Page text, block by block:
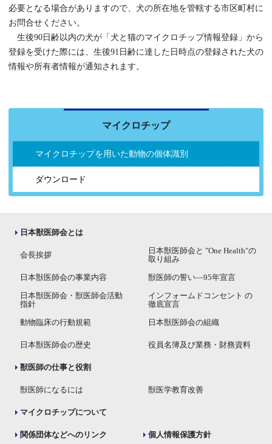
必要となる場合がありますので、犬の所在地を管轄する市区町村に
お問合せください。
生後90日齢以内の犬が「犬と猫のマイクロチップ情報登録」から
登録を受けた際には、生後91日齢に達した日時点の登録された犬の
情報や所有者情報が通知されます。
マイクロチップ
マイクロチップを用いた動物の個体識別
ダウンロード
日本獣医師会とは
会長挨拶
日本獣医師会と "One Health"の
取り組み
日本獣医師会の事業内容 獣医師の誓い―95年宣言
日本獣医師会・獣医師会活動
指針
インフォームドコンセント の
徹底宣言
動物臨床の行動規範 日本獣医師会の組織
日本獣医師会の歴史 役員名簿及び業務・財務資料
獣医師の仕事と役割
獣医師になるには 獣医学教育改善
マイクロチップについて
関係団体などへのリンク 個人情報保護方針